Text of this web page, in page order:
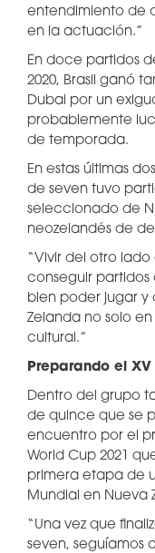
entendimiento de
en la actuación.”
En doce partidos
2020, Brasil ganó
Dubai por un
probablemente
de temporada.
En estas últimas
de seven tuvo
seleccionado de
neozelandés de
“Vivir del otro
conseguir partidos
bien poder jugar y
Zelanda no solo
cultural.”
Preparando el XV
Dentro del grupo
de quince que se
encuentro por el
World Cup 2021
primera etapa de
Mundial en Nueva
“Una vez que
seven, seguíamos